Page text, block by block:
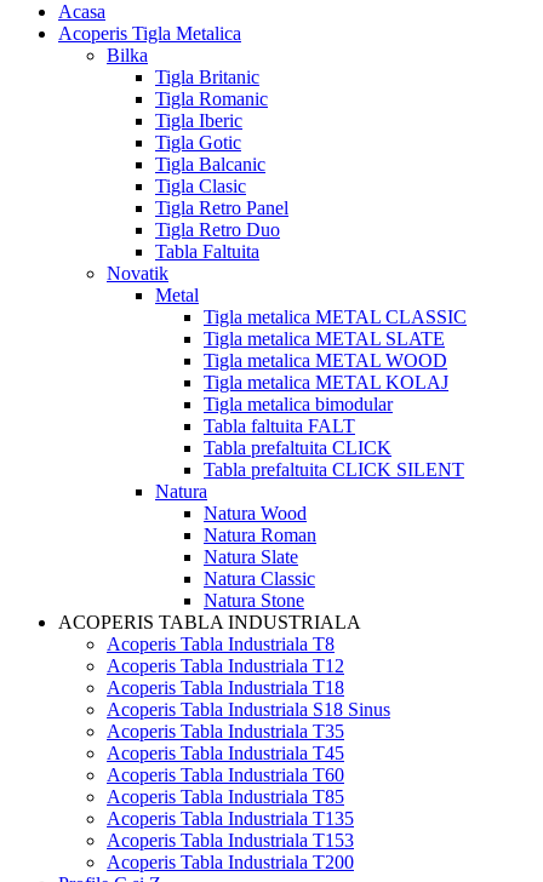
Acasa
Acoperis Tigla Metalica
Bilka
Tigla Britanic
Tigla Romanic
Tigla Iberic
Tigla Gotic
Tigla Balcanic
Tigla Clasic
Tigla Retro Panel
Tigla Retro Duo
Tabla Faltuita
Novatik
Metal
Tigla metalica METAL CLASSIC
Tigla metalica METAL SLATE
Tigla metalica METAL WOOD
Tigla metalica METAL KOLAJ
Tigla metalica bimodular
Tabla faltuita FALT
Tabla prefaltuita CLICK
Tabla prefaltuita CLICK SILENT
Natura
Natura Wood
Natura Roman
Natura Slate
Natura Classic
Natura Stone
ACOPERIS TABLA INDUSTRIALA
Acoperis Tabla Industriala T8
Acoperis Tabla Industriala T12
Acoperis Tabla Industriala T18
Acoperis Tabla Industriala S18 Sinus
Acoperis Tabla Industriala T35
Acoperis Tabla Industriala T45
Acoperis Tabla Industriala T60
Acoperis Tabla Industriala T85
Acoperis Tabla Industriala T135
Acoperis Tabla Industriala T153
Acoperis Tabla Industriala T200